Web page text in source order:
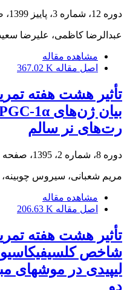
دوره 12، شماره 3، پاییز 1399، صفحه
عبدالرضا کاظمی، علیرضا
مشاهده مقاله
اصل مقاله 367.02 K
تأثیر هشت هفته
رت‌های نر سالم
دوره 8، شماره 2، 1395، صفحه
مریم شعبانی، سیروس
مشاهده مقاله
اصل مقاله 206.63 K
تأثیر هشت هفته
شاخص
لیپیدی در موش‏های
دو